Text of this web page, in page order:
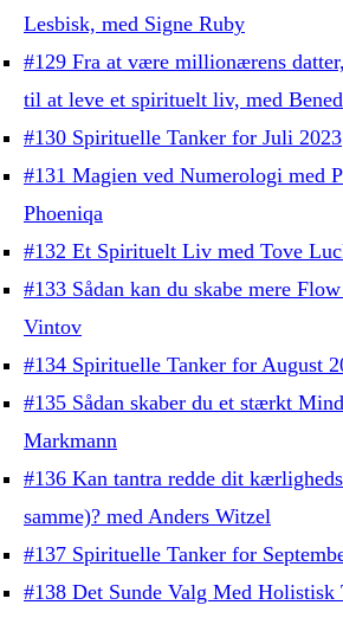
Lesbisk, med Signe Ruby
#129 Fra at være millionærens
til at leve et spirituelt liv, med
#130 Spirituelle Tanker for Juli 2023
#131 Magien ved Numerologi med
Phoeniqa
#132 Et Spirituelt Liv med Tove
#133 Sådan kan du skabe mere
Vintov
#134 Spirituelle Tanker for August
#135 Sådan skaber du et stærkt
Markmann
#136 Kan tantra redde dit
samme)? med Anders Witzel
#137 Spirituelle Tanker for
#138 Det Sunde Valg Med